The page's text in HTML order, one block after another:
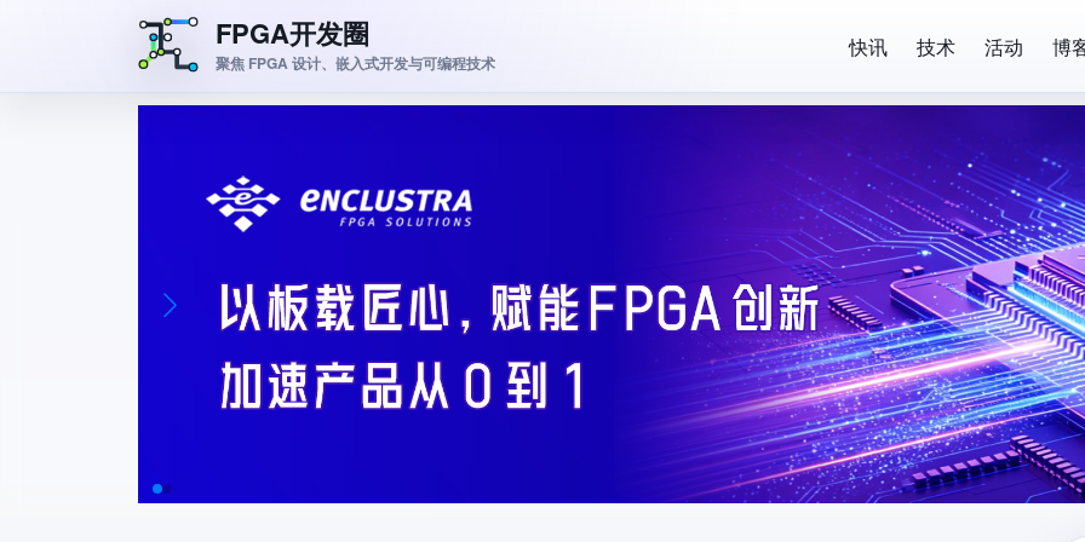
FPGA开发圈
聚焦 FPGA 设计、嵌入式开发与可编程技术
快讯 技术 活动 博